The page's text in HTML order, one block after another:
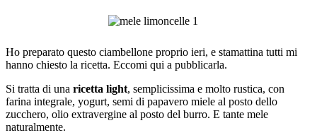
Ho preparato questo ciambellone proprio ieri, e stamattina tutti mi
hanno chiesto la ricetta. Eccomi qui a pubblicarla.
Si tratta di una ricetta light, semplicissima e molto rustica, con
farina integrale, yogurt, semi di papavero miele al posto dello
zucchero, olio extravergine al posto del burro. E tante mele
naturalmente.